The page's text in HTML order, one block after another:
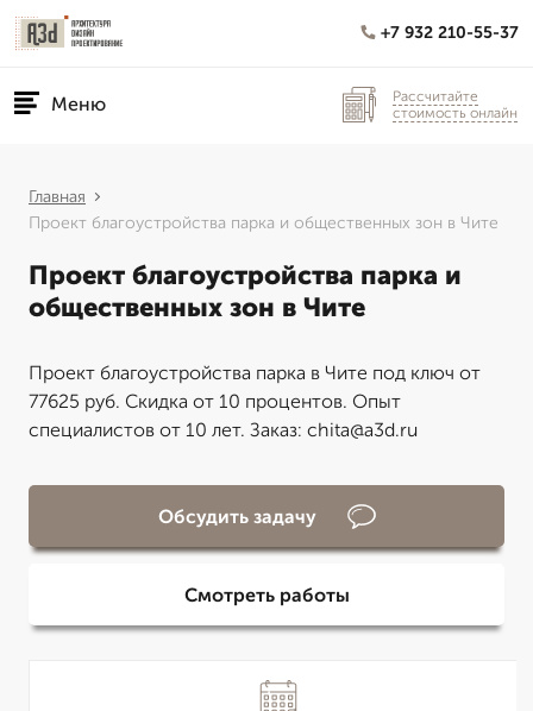
+7 932 210-55-37
Меню
Рассчитайте
стоимость онлайн
Главная
Проект благоустройства парка и общественных зон в Чите
Проект благоустройства парка и
общественных зон в Чите
Проект благоустройства парка в Чите под ключ от
77625 руб. Скидка от 10 процентов. Опыт
специалистов от 10 лет. Заказ: chita@a3d.ru
Обсудить задачу
Смотреть работы